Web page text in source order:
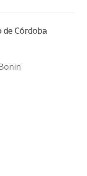
de Córdoba